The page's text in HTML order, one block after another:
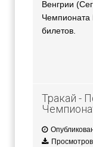
Венгрии
Чемпионата
билетов.
Тракай -